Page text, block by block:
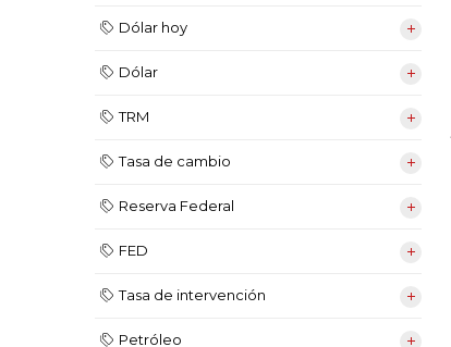
Dólar hoy
Dólar
TRM
Tasa de cambio
Reserva Federal
FED
Tasa de intervención
Petróleo